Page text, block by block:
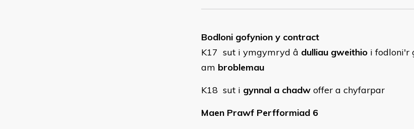
Bodloni gofynion y contract
K17 sut i ymgymryd â dulliau gweithio i fodloni'r
am broblemau
K18 sut i gynnal a chadw offer a chyfarpar
Maen Prawf Perfformiad 6